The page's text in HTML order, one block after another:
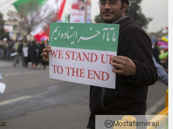
Mostafameraji